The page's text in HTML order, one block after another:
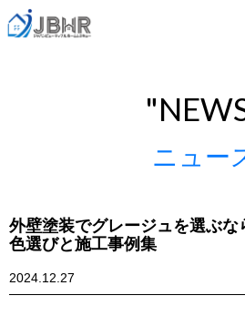
ニュー
外壁塗装でグレージュを選ぶ
色選びと施工事例集
2024.12.27